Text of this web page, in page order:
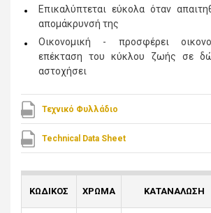
Επικαλύπτεται εύκολα όταν
απομάκρυνσή της
Οικονομική - προσφέρει
επέκταση του κύκλου ζωής σε
αστοχήσει
Τεχνικό Φυλλάδιο
Technical Data Sheet
ΚΩΔΙΚΟΣ ΧΡΩΜΑ ΚΑΤΑΝΑΛΩΣΗ